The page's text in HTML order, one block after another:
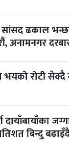
सांसद ढकाल
अनामनगर
रोटी सेक्दै
दायाँबायाँका
बिन्दु